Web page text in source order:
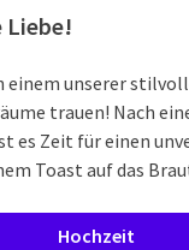
Liebe!
einem unserer
trauen! Nach
es Zeit für einen
Toast auf das
Hochzeit